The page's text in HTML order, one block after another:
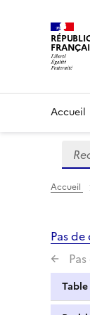
Accueil
de
Accueil
Pas